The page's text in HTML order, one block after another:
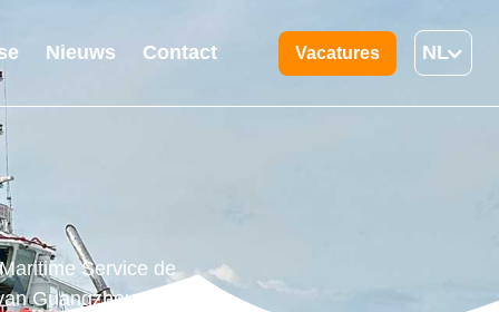
Nieuws Contact Vacatures NL
Service de
Guangzhou naar de